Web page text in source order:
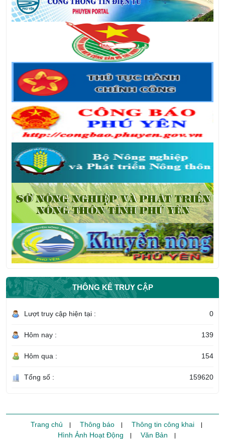
THÔNG KÊ TRUY CẬP
Lượt truy cập hiện tại : 0
Hôm nay : 139
Hôm qua : 154
Tổng số : 159620
Trang chủ Thông báo
Thông tin công khai
Hình Ảnh Hoạt Động
Văn Bản